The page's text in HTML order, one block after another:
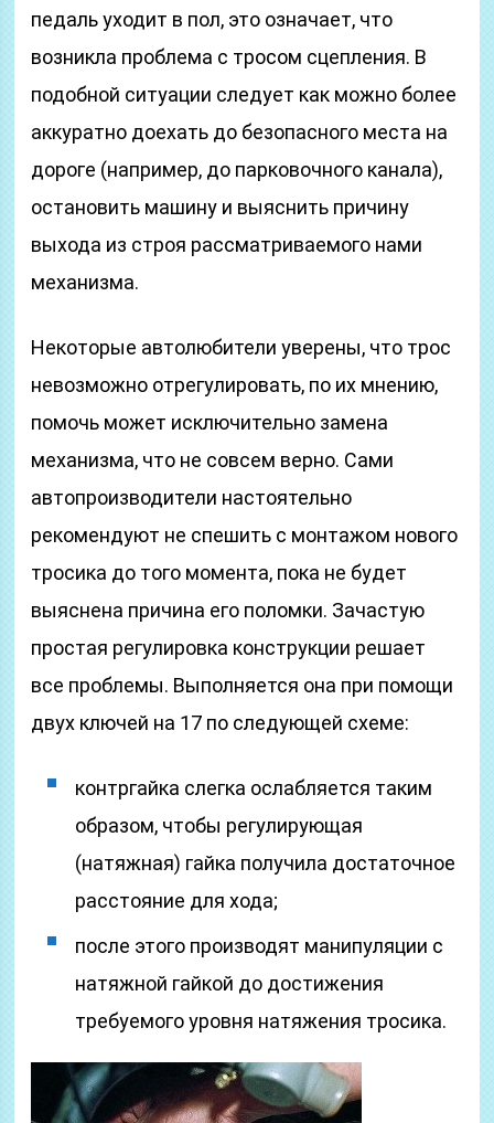
педаль уходит в пол, это означает, что
возникла проблема с тросом сцепления. В
подобной ситуации следует как можно более
аккуратно доехать до безопасного места на
дороге (например, до парковочного канала),
остановить машину и выяснить причину
выхода из строя рассматриваемого нами
механизма.
Некоторые автолюбители уверены, что трос
невозможно отрегулировать, по их мнению,
помочь может исключительно замена
механизма, что не совсем верно. Сами
автопроизводители настоятельно
рекомендуют не спешить с монтажом нового
тросика до того момента, пока не будет
выяснена причина его поломки. Зачастую
простая регулировка конструкции решает
все проблемы. Выполняется она при помощи
двух ключей на 17 по следующей схеме:
контргайка слегка ослабляется таким
образом, чтобы регулирующая
(натяжная) гайка получила достаточное
расстояние для хода;
после этого производят манипуляции с
натяжной гайкой до достижения
требуемого уровня натяжения тросика.